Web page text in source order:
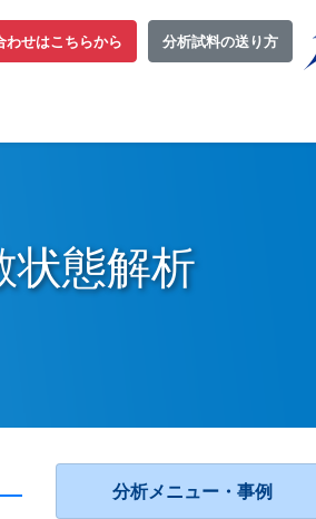
わせはこちらから 分析試料の送り方
状態解析
分析メニュー・事例